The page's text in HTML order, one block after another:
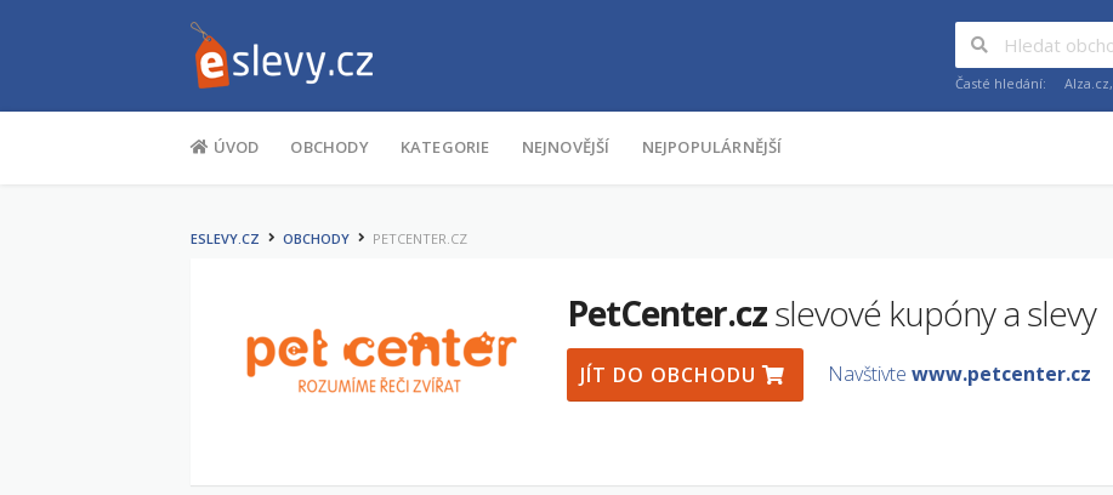
Časté hledání: Alza.cz,
ÚVOD OBCHODY KATEGORIE NEJNOVĚJŠÍ NEJPOPULÁRNĚJŠÍ
ESLEVY.CZ OBCHODY PETCENTER.CZ
PetCenter.czslevové kupóny a slevy
JÍT DO OBCHODU Navštivte www.petcenter.cz